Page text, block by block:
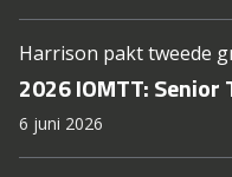
Harrison pakt tweede
2026 IOMTT:
6 juni 2026